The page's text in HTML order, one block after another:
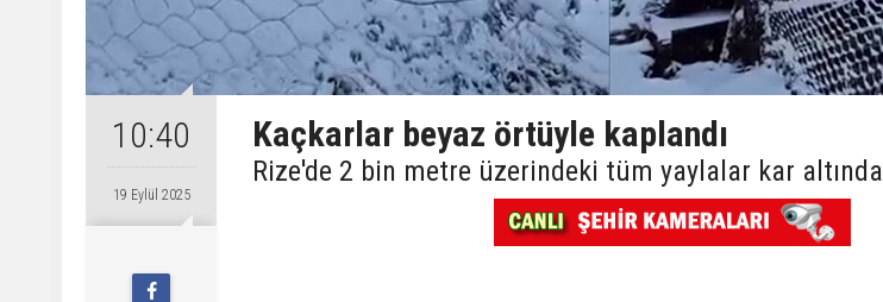
10:40
19 Eylül 2025
Kaçkarlar beyaz örtüyle kaplandı
Rize'de 2 bin metre üzerindeki tüm yaylalar kar altında